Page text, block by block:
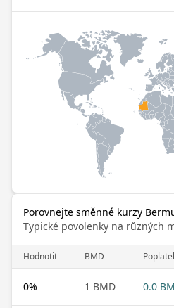
Porovnejte směnné kurzy
Typické povolenky na různých
Hodnotit BMD
0% 1 BMD 0.0